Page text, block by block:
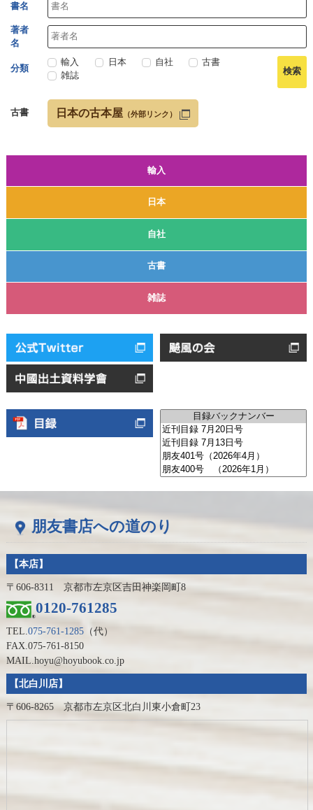
輸入
日本
自社
古書
雑誌
書名
著者
名
分類
輸入 日本 自社
古書
雑誌
古書 日本の古本屋 （外部リンク）
朋友書店への道のり
【本店】
〒606-8311 京都市左京区吉田神楽岡町8
0120-761285
TEL.075-761-1285（代）
FAX.075-761-8150
MAIL.hoyu@hoyubook.co.jp
【北白川店】
〒606-8265 京都市左京区北白川東小倉町23